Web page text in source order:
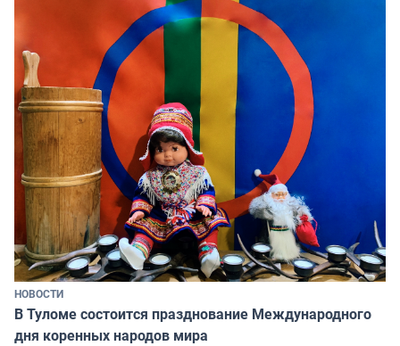
НОВОСТИ
В Туломе состоится празднование Международного
дня коренных народов мира